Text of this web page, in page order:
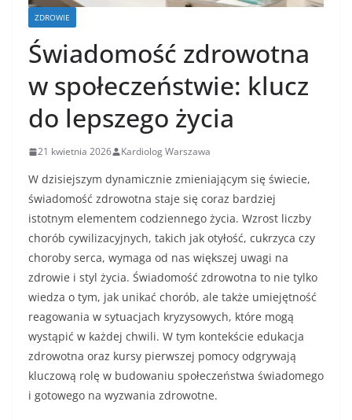
ZDROWIE
Świadomość zdrowotna
w społeczeństwie: klucz
do lepszego życia
21 kwietnia 2026 Kardiolog Warszawa
W dzisiejszym dynamicznie zmieniającym się świecie,
świadomość zdrowotna staje się coraz bardziej
istotnym elementem codziennego życia. Wzrost liczby
chorób cywilizacyjnych, takich jak otyłość, cukrzyca czy
choroby serca, wymaga od nas większej uwagi na
zdrowie i styl życia. Świadomość zdrowotna to nie tylko
wiedza o tym, jak unikać chorób, ale także umiejętność
reagowania w sytuacjach kryzysowych, które mogą
wystąpić w każdej chwili. W tym kontekście edukacja
zdrowotna oraz kursy pierwszej pomocy odgrywają
kluczową rolę w budowaniu społeczeństwa świadomego
i gotowego na wyzwania zdrowotne.